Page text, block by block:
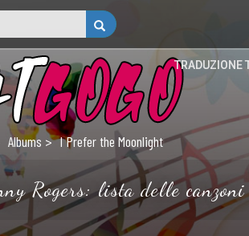
TRADUZIONE
Albums I Prefer the Moonlight
Rogers: lista delle canzoni